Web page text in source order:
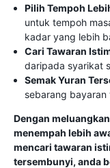
Pilih Tempoh
untuk tempoh
kadar yang lebih
Cari Tawaran
daripada syarikat
Semak Yuran
sebarang
Dengan
menempah lebih
mencari tawaran
tersembunyi, anda